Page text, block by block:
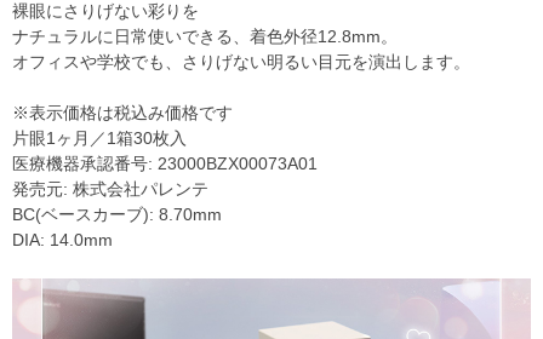
裸眼にさりげない彩りを
ナチュラルに日常使いできる、着色外径12.8mm。
オフィスや学校でも、さりげない明るい目元を演出します。
※表示価格は税込み価格です
片眼1ヶ月／1箱30枚入
医療機器承認番号: 23000BZX00073A01
発売元: 株式会社パレンテ
BC(ベースカーブ): 8.70mm
DIA: 14.0mm